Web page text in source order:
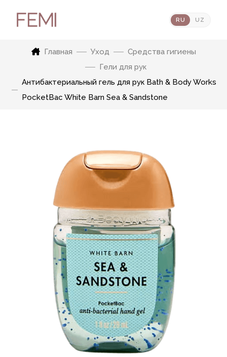
RU UZ
Главная Уход
Средства гигиены
Гели для рук
Антибактериальный гель для рук Bath & Body Works
PocketBac White Barn Sea & Sandstone